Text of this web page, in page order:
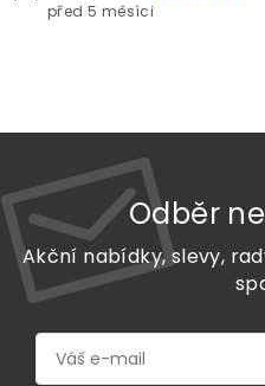
před 5 měsíci
Odběr
Akční nabídky, slevy,